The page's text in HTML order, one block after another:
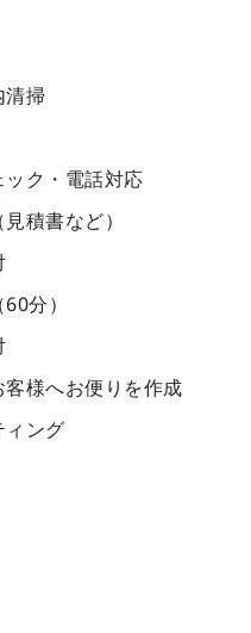
清掃
ック・電話対応
積書など）
分）
様へお便りを作成
ィング